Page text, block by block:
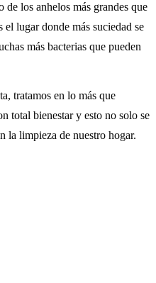
de los anhelos más grandes que
el lugar donde más suciedad se
más bacterias que pueden
tratamos en lo más que
total bienestar y esto no solo se
la limpieza de nuestro hogar.